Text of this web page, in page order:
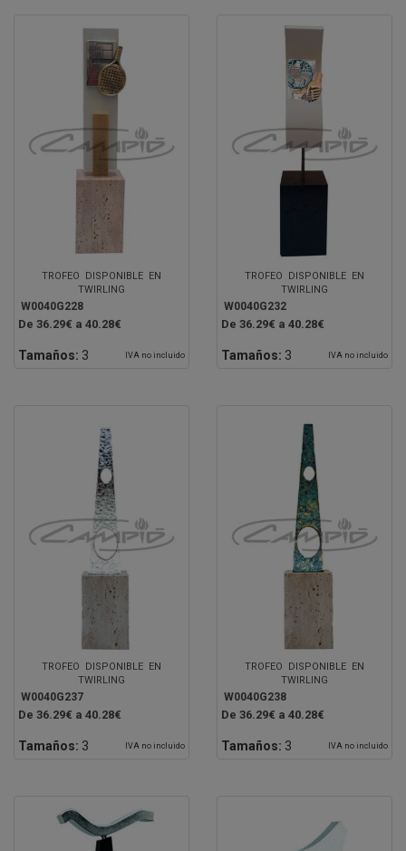
TROFEO DISPONIBLE EN
TWIRLING
W0040G228
De 36.29€ a 40.28€
Tamaños: 3 IVA no incluido
TROFEO DISPONIBLE EN
TWIRLING
W0040G232
De 36.29€ a 40.28€
Tamaños: 3 IVA no incluido
TROFEO DISPONIBLE EN
TWIRLING
W0040G237
De 36.29€ a 40.28€
Tamaños: 3 IVA no incluido
TROFEO DISPONIBLE EN
TWIRLING
W0040G238
De 36.29€ a 40.28€
Tamaños: 3 IVA no incluido